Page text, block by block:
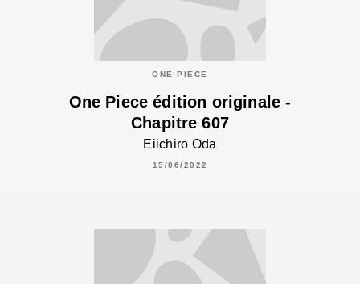
ONE PIECE
One Piece édition originale -
Chapitre 607
Eiichiro Oda
15/06/2022